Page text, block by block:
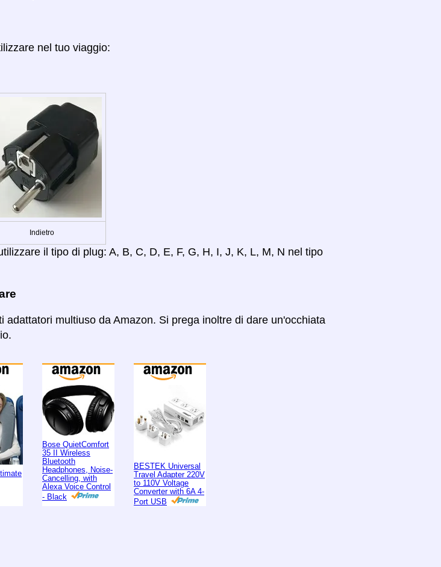
nel tuo viaggio:
Indietro
il tipo di plug: A, B, C, D, E, F, G, H, I, J, K, L, M, N nel tipo
adattatori multiuso da Amazon. Si prega inoltre di dare un'occhiata
Bose QuietComfort
35 II Wireless
Bluetooth
Headphones, Noise-
Cancelling, with
Alexa Voice Control
- Black
BESTEK Universal
Travel Adapter 220V
to 110V Voltage
Converter with 6A 4-
Port USB